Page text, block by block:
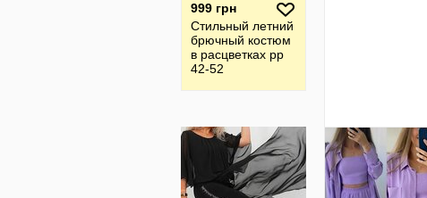
999 грн
Стильный летний
брючный костюм
в расцветках рр
42-52